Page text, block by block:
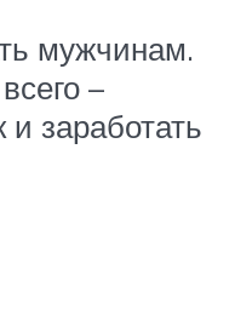
мужчинам.
–
заработать